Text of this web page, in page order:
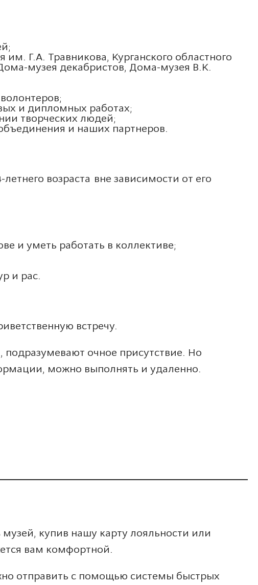
Г.А. Травникова, Курганского областного
музея декабристов, Дома-музея В.К.
и дипломных работах;
творческих людей;
и наших партнеров.
возраста вне зависимости от его
и уметь работать в коллективе;
и рас.
встречу.
подразумевают очное присутствие. Но
можно выполнять и удаленно.
купив нашу карту лояльности или
вам комфортной.
отправить с помощью системы быстрых